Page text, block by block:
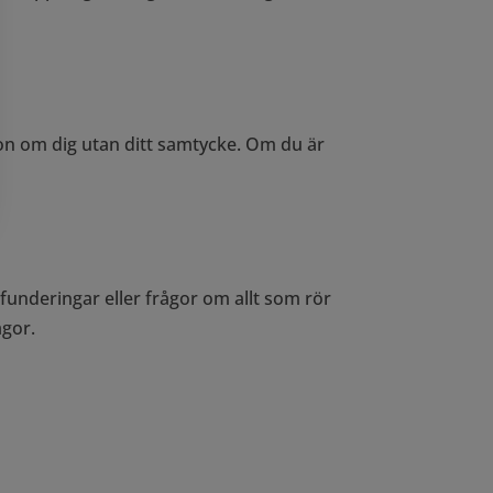
om dig utan ditt samtycke. Om du är
eller frågor om allt som rör